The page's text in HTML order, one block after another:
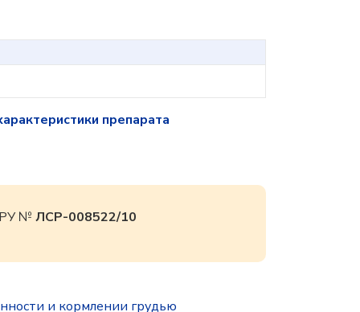
препарата
РУ № ЛСР-008522/10
и кормлении грудью